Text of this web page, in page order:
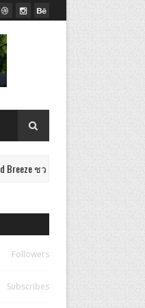
ชวนสายเฮลท์ตี้ร่วมกิจกรรมสุดเอ็ก
Followers
Subscribes